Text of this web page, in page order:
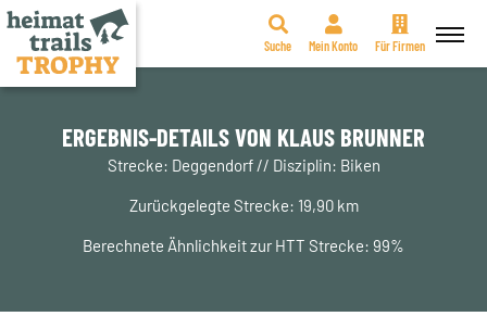
Zum
Suche Mein Konto Für Firmen
ERGEBNIS-DETAILS VON KLAUS BRUNNER
Strecke: Deggendorf // Disziplin: Biken
Zurückgelegte Strecke: 19,90 km
Berechnete Ähnlichkeit zur HTT Strecke: 99%